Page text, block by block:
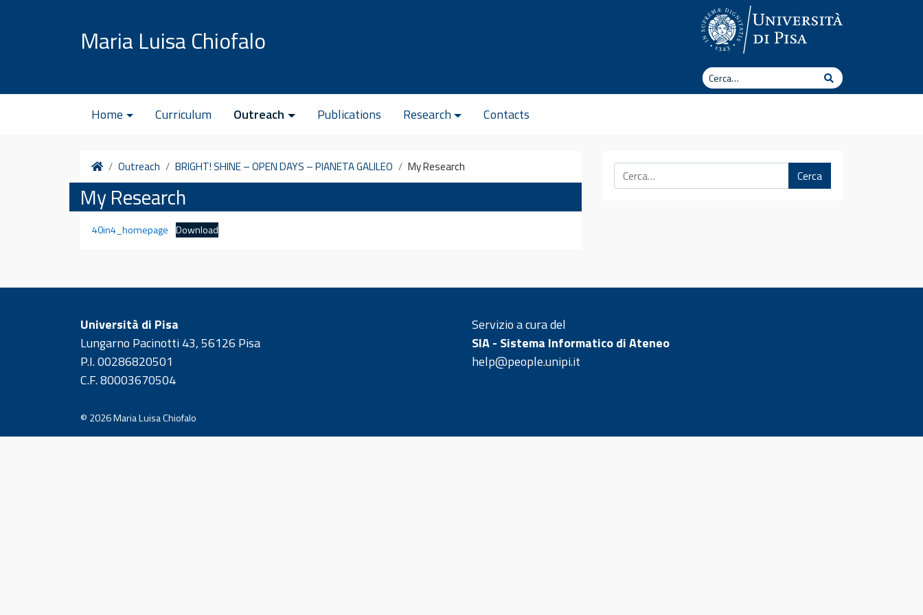
Maria Luisa Chiofalo
Cerca
Cerca
Home Curriculum Outreach Publications Research Contacts
HomeOutreach BRIGHT! SHINE – OPEN DAYS – PIANETA GALILEO My Research
My Research
40in4_homepage Download
Cerca
Università di Pisa
Lungarno Pacinotti 43, 56126 Pisa
P.I. 00286820501
C.F. 80003670504
Servizio a cura del
SIA - Sistema Informatico di Ateneo
help@people.unipi.it
© 2026Maria Luisa Chiofalo